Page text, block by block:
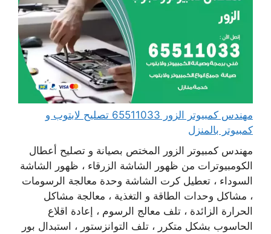
مهندس كمبيوتر الزور 65511033 تصليح لابتوب و
كمبيوتر بالمنزل
مهندس كمبيوتر الزور المختص بصيانة و تصليح أعطال
الكومبيوترات من ظهور الشاشة الزرقاء ، ظهور الشاشة
السوداء ، تعطيل كرت الشاشة وحدة معالجة الرسومات
، مشاكل وحدات الطاقة و التغذية ، معالجة مشاكل
الحرارة الزائدة ، تلف معالج الرسوم ، إعادة اقلاع
الحاسوب بشكل متكرر ، تلف التوانزستور ، استبدال بور